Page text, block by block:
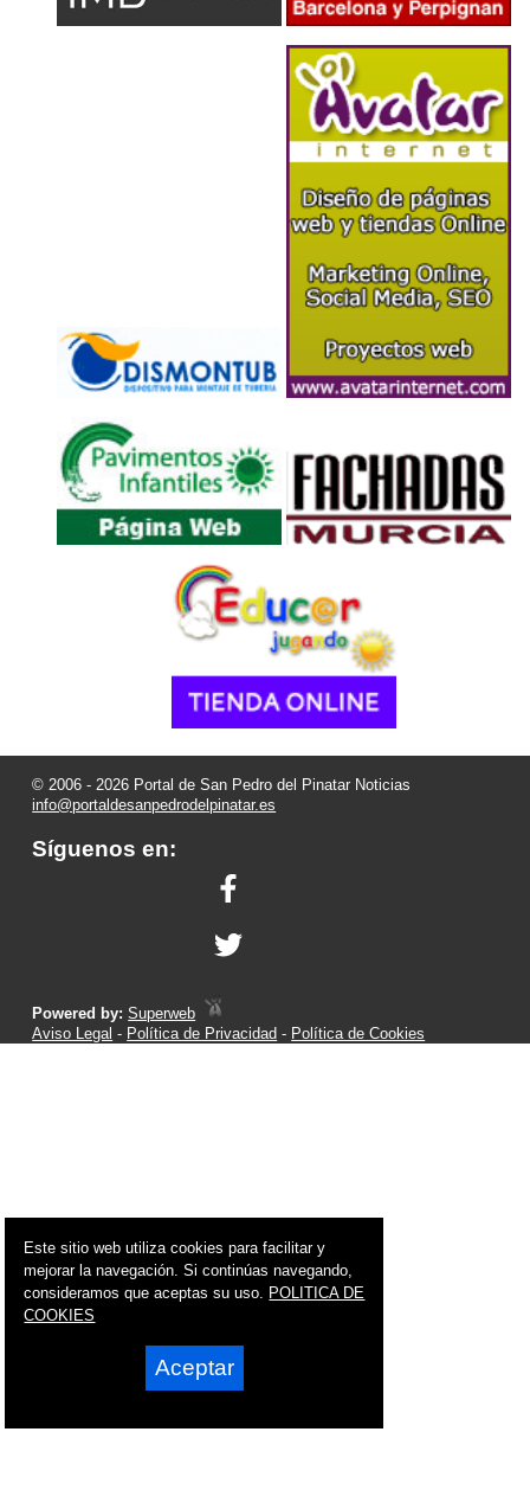
© 2006 - 2026 Portal de San Pedro del Pinatar Noticias
info@portaldesanpedrodelpinatar.es
Síguenos en:
Powered by:Superweb
Aviso Legal - Política de Privacidad - Política de Cookies
Este sitio web utiliza cookies para facilitar y
mejorar la navegación. Si continúas navegando,
consideramos que aceptas su uso. POLITICA DE
COOKIES
Aceptar